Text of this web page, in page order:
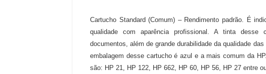
Cartucho Standard (Comum) – Rendimento padrão. É
qualidade com aparência profissional. A tinta desse
documentos, além de grande durabilidade da qualidade
embalagem desse cartucho é azul e a mais comum da
são: HP 21, HP 122, HP 662, HP 60, HP 56, HP 27 entre